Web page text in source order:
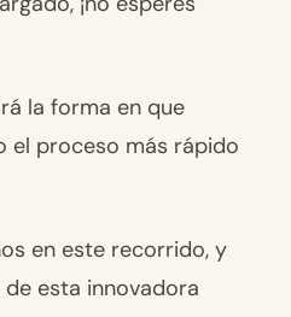
la forma en que
el proceso más rápido
en este recorrido, y
esta innovadora